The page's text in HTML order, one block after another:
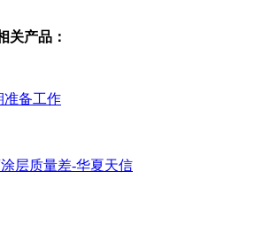
关产品：
准备工作
层质量差-华夏天信